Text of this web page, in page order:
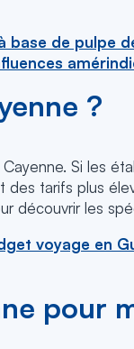
base de pulpe
?
Si les
tarifs plus
découvrir les
voyage en
pour